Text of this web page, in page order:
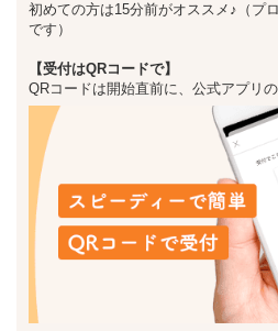
初めての方は15分前がオススメ♪（プ
です）
【受付はQRコードで】
QRコードは開始直前に、公式アプリ